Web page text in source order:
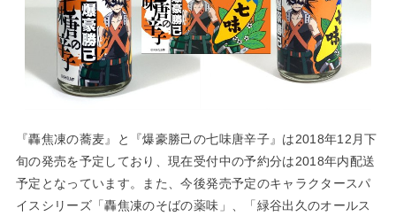
『轟焦凍の蕎麦』と『爆豪勝己の七味唐辛子』は2018年12月下
旬の発売を予定しており、現在受付中の予約分は2018年内配送
予定となっています。また、今後発売予定のキャラクタースパ
イスシリーズ「轟焦凍のそばの薬味」、「緑谷出久のオールス